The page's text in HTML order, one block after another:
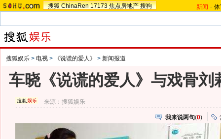
搜狐 ChinaRen 17173 焦点房地产 搜狗 新闻 -
搜狐娱乐 > 电视 > 《说谎的爱人》 > 新闻报道
车晓《说谎的爱人》与戏骨刘
来源：搜狐娱乐
我来说两句(0)